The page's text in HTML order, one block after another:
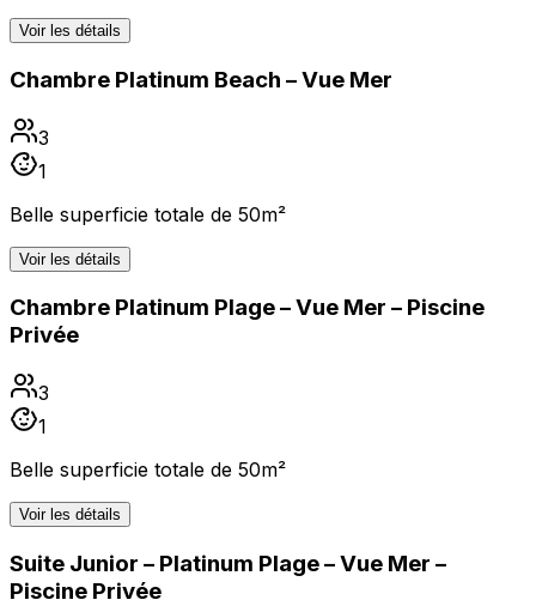
Voir les détails
Chambre Platinum Beach – Vue Mer
3
1
Belle superficie totale de 50m²
Voir les détails
Chambre Platinum Plage – Vue Mer – Piscine
Privée
3
1
Belle superficie totale de 50m²
Voir les détails
Suite Junior – Platinum Plage – Vue Mer –
Piscine Privée